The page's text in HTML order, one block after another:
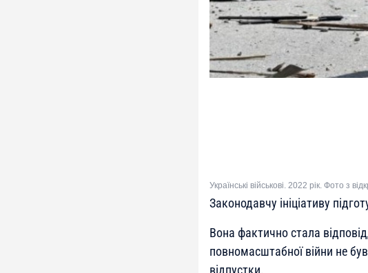
Українські військові. 2022 рік. Фото з
Законодавчу ініціативу
Вона фактично стала
повномасштабної війни не
відпустки.